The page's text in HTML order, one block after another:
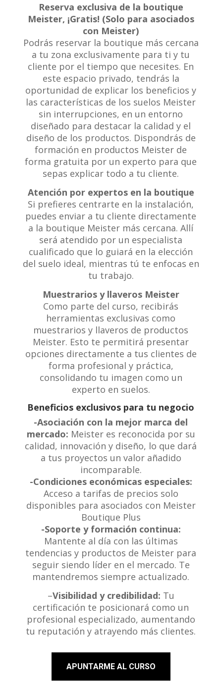
Reserva exclusiva de la boutique
Meister, ¡Gratis! (Solo para asociados
con Meister)
Podrás reservar la boutique más cercana
a tu zona exclusivamente para ti y tu
cliente por el tiempo que necesites. En
este espacio privado, tendrás la
oportunidad de explicar los beneficios y
las características de los suelos Meister
sin interrupciones, en un entorno
diseñado para destacar la calidad y el
diseño de los productos. Dispondrás de
formación en productos Meister de
forma gratuita por un experto para que
sepas explicar todo a tu cliente.
Atención por expertos en la boutique
Si prefieres centrarte en la instalación,
puedes enviar a tu cliente directamente
a la boutique Meister más cercana. Allí
será atendido por un especialista
cualificado que lo guiará en la elección
del suelo ideal, mientras tú te enfocas en
tu trabajo.
Muestrarios y llaveros Meister
Como parte del curso, recibirás
herramientas exclusivas como
muestrarios y llaveros de productos
Meister. Esto te permitirá presentar
opciones directamente a tus clientes de
forma profesional y práctica,
consolidando tu imagen como un
experto en suelos.
Beneficios exclusivos para tu negocio
-Asociación con la mejor marca del
mercado: Meister es reconocida por su
calidad, innovación y diseño, lo que dará
a tus proyectos un valor añadido
incomparable.
-Condiciones económicas especiales:
Acceso a tarifas de precios solo
disponibles para asociados con Meister
Boutique Plus
-Soporte y formación continua:
Mantente al día con las últimas
tendencias y productos de Meister para
seguir siendo líder en el mercado. Te
mantendremos siempre actualizado.
–Visibilidad y credibilidad: Tu
certificación te posicionará como un
profesional especializado, aumentando
tu reputación y atrayendo más clientes.
APUNTARME AL CURSO